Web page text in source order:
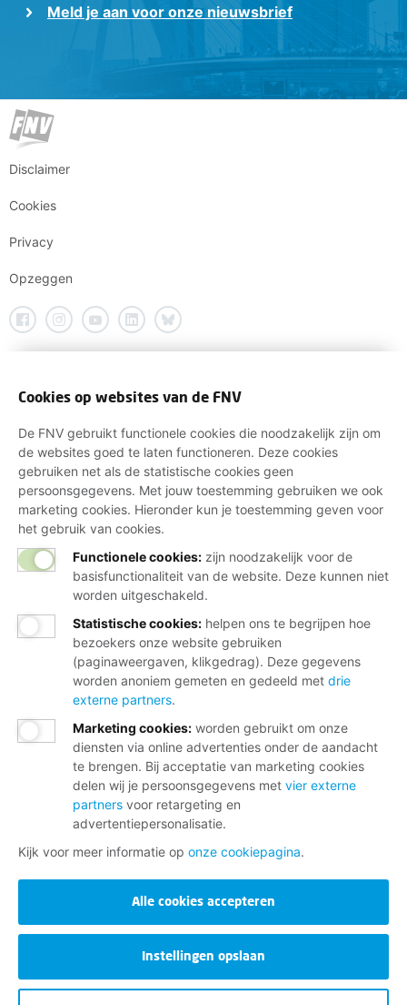
Meld je aan voor onze nieuwsbrief
Disclaimer
Cookies
Privacy
Opzeggen
Cookies op websites van de FNV
De FNV gebruikt functionele cookies die noodzakelijk zijn om
de websites goed te laten functioneren. Deze cookies
gebruiken net als de statistische cookies geen
persoonsgegevens. Met jouw toestemming gebruiken we ook
marketing cookies. Hieronder kun je toestemming geven voor
het gebruik van cookies.
Functionele cookies: zijn noodzakelijk voor de
basisfunctionaliteit van de website. Deze kunnen niet
worden uitgeschakeld.
Statistische cookies: helpen ons te begrijpen hoe
bezoekers onze website gebruiken
(paginaweergaven, klikgedrag). Deze gegevens
worden anoniem gemeten en gedeeld met drie
externe partners.
Marketing cookies: worden gebruikt om onze
diensten via online advertenties onder de aandacht
te brengen. Bij acceptatie van marketing cookies
delen wij je persoonsgegevens met vier externe
partners voor retargeting en
advertentiepersonalisatie.
Kijk voor meer informatie op onze cookiepagina.
Alle cookies accepteren
Instellingen opslaan